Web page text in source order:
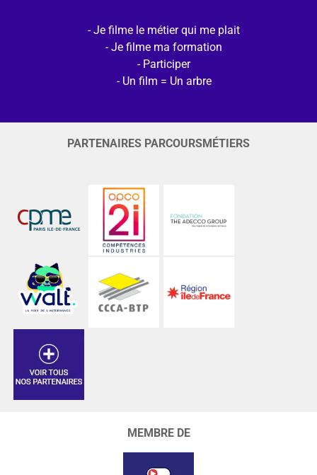
Je filme le métier qui me plait
Je filme ma formation
Participer
Un film = Un arbre
PARTENAIRES PARCOURSMÉTIERS
MEMBRE DE